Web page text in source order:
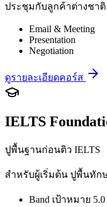
ประชุมกับลูกค้าต่างชาติ
Email & Meeting
Presentation
Negotiation
ดูรายละเอียดคอร์ส
IELTS
ปูพื้นฐานก่อนติว IELTS
สำหรับผู้เริ่มต้น ปูพื้นทัก
Band เป้าหมาย 5.0